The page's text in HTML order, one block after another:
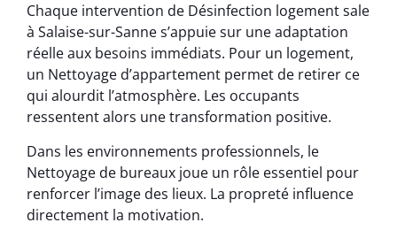
Chaque intervention de Désinfection logement sale
à Salaise-sur-Sanne s’appuie sur une adaptation
réelle aux besoins immédiats. Pour un logement,
un Nettoyage d’appartement permet de retirer ce
qui alourdit l’atmosphère. Les occupants
ressentent alors une transformation positive.
Dans les environnements professionnels, le
Nettoyage de bureaux joue un rôle essentiel pour
renforcer l’image des lieux. La propreté influence
directement la motivation.